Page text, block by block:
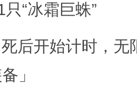
“冰霜巨蛛”
后开始计时，
」